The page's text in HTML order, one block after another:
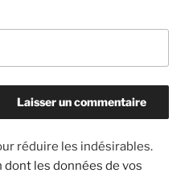
réduire les indésirables.
dont les données de vos